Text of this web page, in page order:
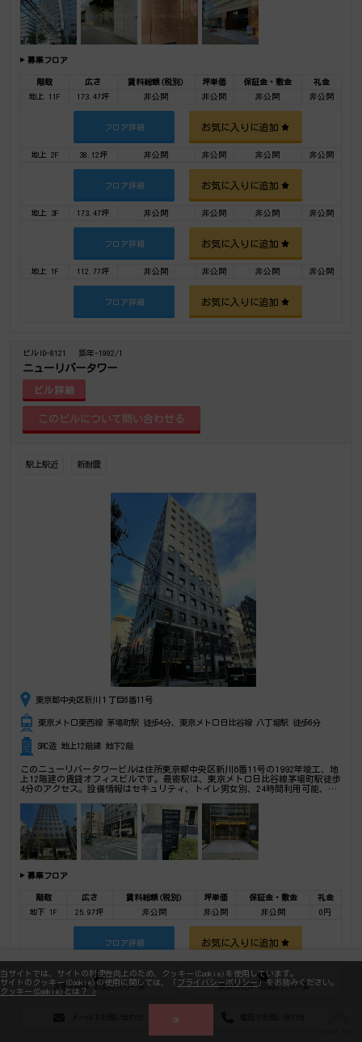
当サイトでは、サイトの利便性向上のため、クッキー(Cookie)を使用しています。
サイトのクッキー(Cookie)の使用に関しては、「 プライバシーポリシー 」をお読みください。
クッキー(Cookie)とは？ >
OK
大阪の物件 お気に入り一覧 東京の物件 お気に入り一覧
募集フロア
階数 広さ 賃料総額(税別) 坪単価 保証金・敷金
礼金
地上 11F
173.47坪 非公開 非公開 非公開 非公開
フロア詳細 お気に入りに追加
地上 2F 38.12坪 非公開 非公開 非公開 非公開
フロア詳細 お気に入りに追加
地上 3F 173.47坪 非公開 非公開 非公開 非公開
フロア詳細 お気に入りに追加
地上 1F 112.77坪 非公開 非公開 非公開 非公開
フロア詳細 お気に入りに追加
ビルID-8121 築年-1992/1
ニューリバータワー
ビル詳細
駅上駅近 新耐震
東京都中央区新川１丁目6番11号
東京メトロ東西線 茅場町駅 徒歩4分、東京メトロ日比谷線 八丁堀駅 徒歩6分
SRC造 地上12階建 地下2階
このニューリバータワービルは住所東京都中央区新川6番11号の1992年竣工、地
上12階建の賃貸オフィスビルです。最寄駅は、東京メトロ日比谷線茅場町駅徒歩
4分のアクセス。設備情報はセキュリティ、トイレ男女別、24時間利用可能、光
ませ！ その他、事務所、オフィス移転、不動産の事なら何でもお気軽にご相談
下さい。
募集フロア
階数 広さ 賃料総額(税別) 坪単価 保証金・敷金
礼金
地下 1F
25.97坪 非公開 非公開 非公開 0円
フロア詳細 お気に入りに追加
地下 1F 18.04坪 非公開 非公開 非公開